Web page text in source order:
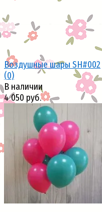
избранное сравнить
Воздушные шары SH#002
(0)
В наличии
4 050 руб.